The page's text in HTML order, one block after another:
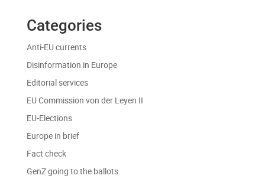
Categories
Anti-EU currents
Disinformation in Europe
Editorial services
EU Commission von der Leyen II
EU-Elections
Europe in brief
Fact check
GenZ going to the ballots